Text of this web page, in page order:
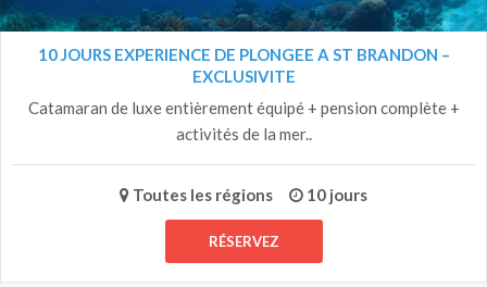
10 JOURS EXPERIENCE DE PLONGEE A ST BRANDON –
EXCLUSIVITE
Catamaran de luxe entièrement équipé + pension complète +
activités de la mer..
Toutes les régions 10 jours
RÉSERVEZ